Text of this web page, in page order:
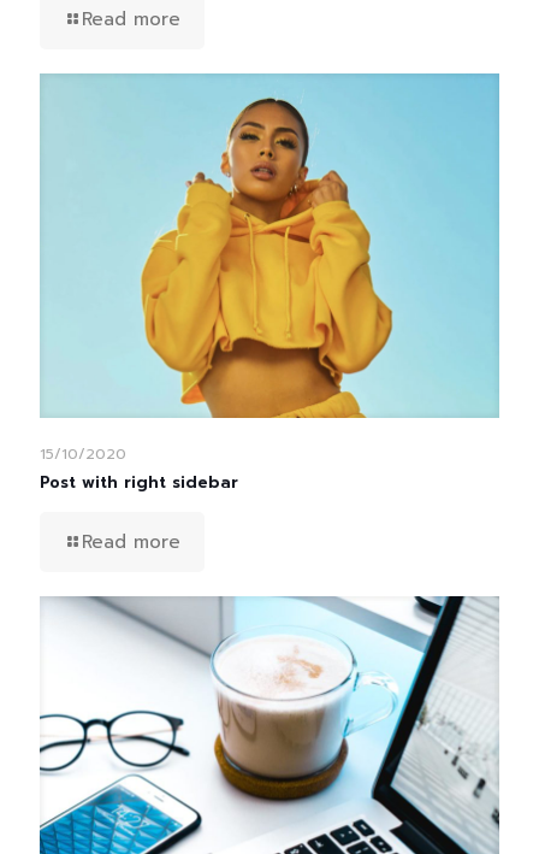
Read more
15/10/2020
Post with right sidebar
Read more